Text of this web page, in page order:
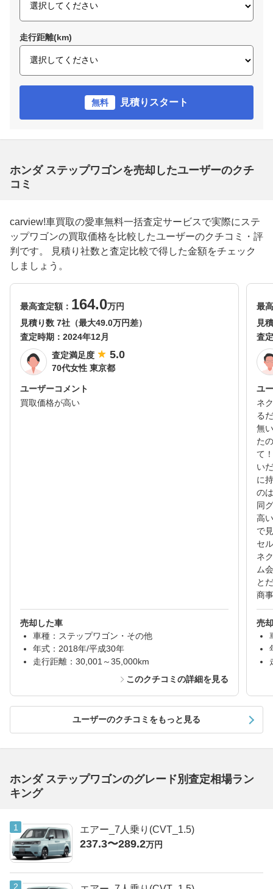
走行距離(km)
無料 見積りスタート
ホンダ ステップワゴンを売却したユーザーのクチ
コミ
carview!車買取の愛車無料一括査定サービスで実際にステ
ップワゴンの買取価格を比較したユーザーのクチコミ・評
判です。 見積り社数と査定比較で得した金額をチェック
しましょう。
最高査定額： 164.0万円
見積り数 7社（最大49.0万円差）
査定時期： 2024年12月
査定満足度
5.0
70代女性 東京都
ユーザーコメント
買取価格が高い
売却した車
車種：ステップワゴン・その他
年式：2018年/平成30年
走行距離：30,001～35,000km
このクチコミの詳細を見る
最
見
査
ユ
ネ
る
無
た
て
い
に
の
同
高
で
セ
ネ
ム
と
商
売
ユーザーのクチコミをもっと見る
ホンダ ステップワゴンのグレード別査定相場ラン
キング
エアー_7人乗り(CVT_1.5)
237.3〜289.2万円